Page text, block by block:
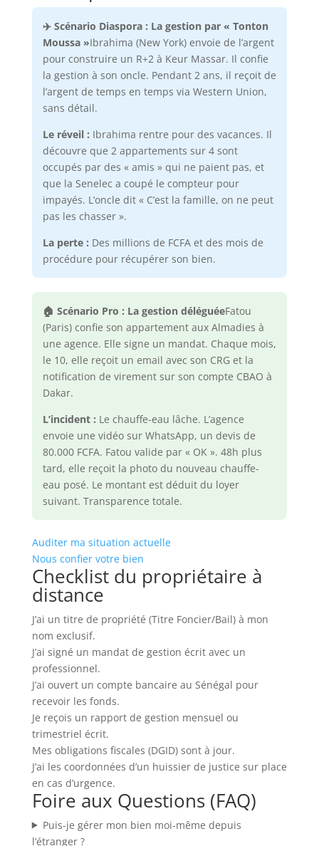
✈️ Scénario Diaspora : La gestion par « Tonton
Moussa »Ibrahima (New York) envoie de l’argent
pour construire un R+2 à Keur Massar. Il confie
la gestion à son oncle. Pendant 2 ans, il reçoit de
l’argent de temps en temps via Western Union,
sans détail.
Le réveil : Ibrahima rentre pour des vacances. Il
découvre que 2 appartements sur 4 sont
occupés par des « amis » qui ne paient pas, et
que la Senelec a coupé le compteur pour
impayés. L’oncle dit « C’est la famille, on ne peut
pas les chasser ».
La perte : Des millions de FCFA et des mois de
procédure pour récupérer son bien.
🏠 Scénario Pro : La gestion déléguéeFatou
(Paris) confie son appartement aux Almadies à
une agence. Elle signe un mandat. Chaque mois,
le 10, elle reçoit un email avec son CRG et la
notification de virement sur son compte CBAO à
Dakar.
L’incident : Le chauffe-eau lâche. L’agence
envoie une vidéo sur WhatsApp, un devis de
80.000 FCFA. Fatou valide par « OK ». 48h plus
tard, elle reçoit la photo du nouveau chauffe-
eau posé. Le montant est déduit du loyer
suivant. Transparence totale.
Auditer ma situation actuelle
Nous confier votre bien
Checklist du propriétaire à
distance
J’ai un titre de propriété (Titre Foncier/Bail) à mon
nom exclusif.
J’ai signé un mandat de gestion écrit avec un
professionnel.
J’ai ouvert un compte bancaire au Sénégal pour
recevoir les fonds.
Je reçois un rapport de gestion mensuel ou
trimestriel écrit.
Mes obligations fiscales (DGID) sont à jour.
J’ai les coordonnées d’un huissier de justice sur place
en cas d’urgence.
Foire aux Questions (FAQ)
Puis-je gérer mon bien moi-même depuis
l’étranger ?